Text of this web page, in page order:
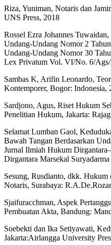
Riza, Yuniman, Notaris dan
UNS Press, 2018
Rossel Ezra Johannes
Undang-Undang Nomor 2
Undang-Undang Nomor 30
Lex Privatum Vol. VI/No. 6/
Sambas K, Arifin Leonardo,
Kontemporer, Bogor: Indonesia,
Sardjono, Agus, Riset Hukum
Penelitian Hukum, Jakarta:
Selamat Lumban Gaol,
Bawah Tangan Berdasarkan
Jurnal Ilmiah Hukum
Dirgantara Marsekal
Sesung, Rusdianto, dkk.
Notaris, Surabaya:
Sjaifuracchman, Aspek
Pembuatan Akta, Bandung:
Soebekti dan Ika Setiyawati,
Jakarta:Airlangga University